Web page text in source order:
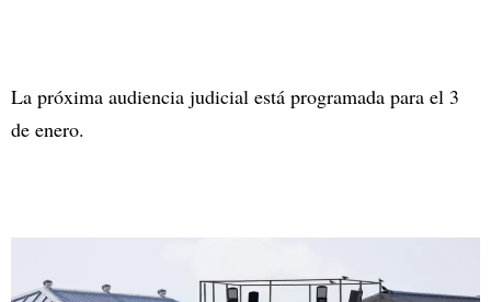
La próxima audiencia judicial está programada para el 3
de enero.